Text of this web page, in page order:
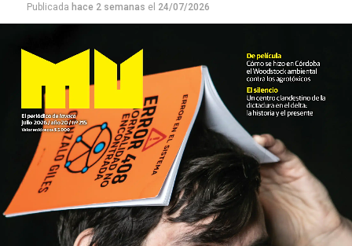
Publicada hace 2 semanas el 24/07/2026